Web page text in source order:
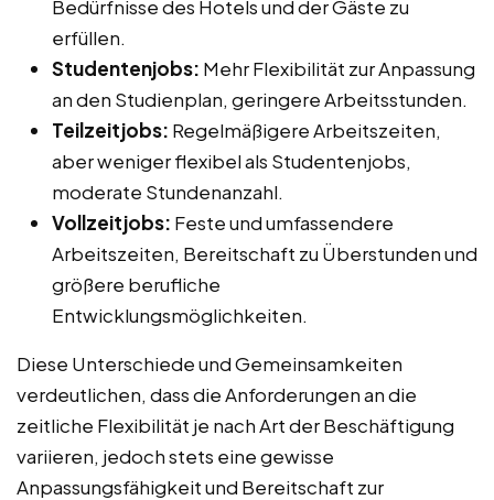
Bedürfnisse des Hotels und der Gäste zu
erfüllen.
Studentenjobs: Mehr Flexibilität zur Anpassung
an den Studienplan, geringere Arbeitsstunden.
Teilzeitjobs: Regelmäßigere Arbeitszeiten,
aber weniger flexibel als Studentenjobs,
moderate Stundenanzahl.
Vollzeitjobs: Feste und umfassendere
Arbeitszeiten, Bereitschaft zu Überstunden und
größere berufliche
Entwicklungsmöglichkeiten.
Diese Unterschiede und Gemeinsamkeiten
verdeutlichen, dass die Anforderungen an die
zeitliche Flexibilität je nach Art der Beschäftigung
variieren, jedoch stets eine gewisse
Anpassungsfähigkeit und Bereitschaft zur